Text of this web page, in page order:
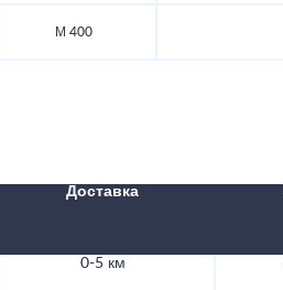
М 400
Доставка
0-5 км